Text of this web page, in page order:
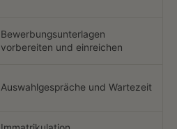
Bewerbungsunterlagen
vorbereiten und einreichen
Auswahlgespräche und Wartezeit